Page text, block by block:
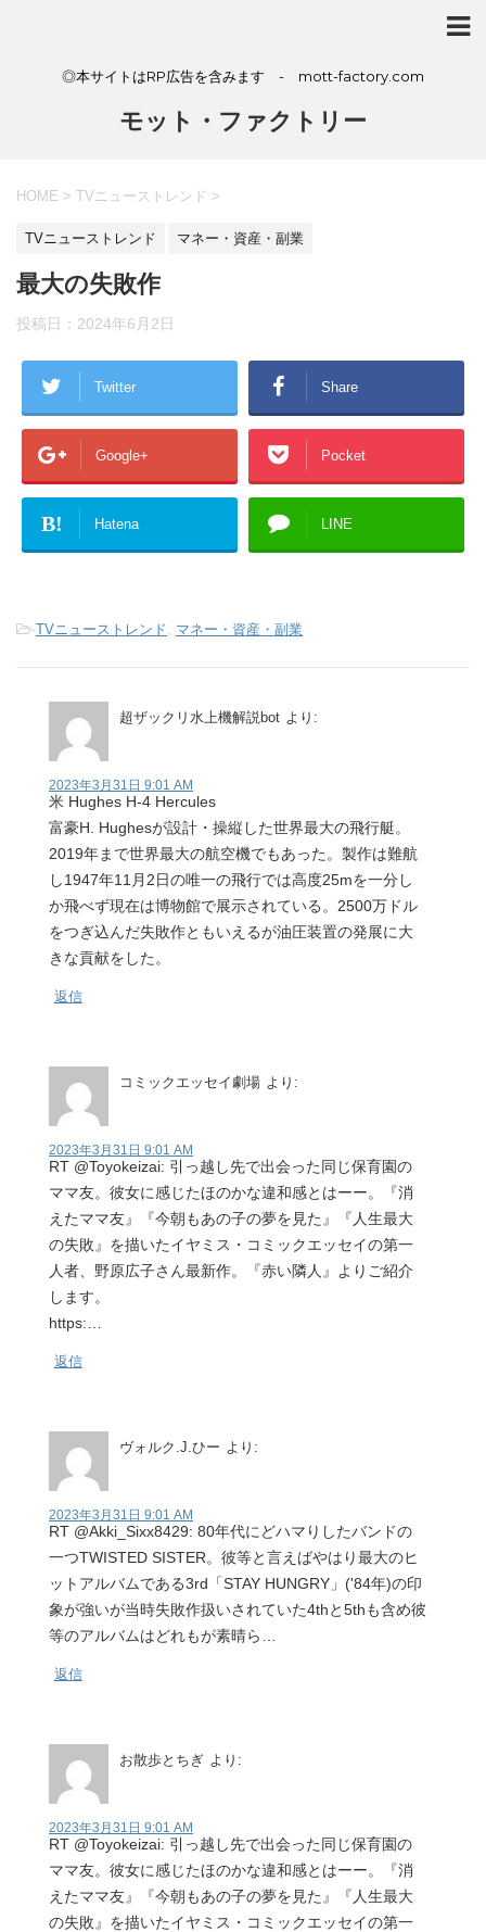
◎本サイトはRP広告を含みます - mott-factory.com
モット・ファクトリー
HOME > TVニューストレンド >
TVニューストレンド マネー・資産・副業
最大の失敗作
投稿日： 2024年6月2日
Twitter Share
Google+ Pocket
B! Hatena LINE
-TVニューストレンド, マネー・資産・副業
超ザックリ水上機解説bot より:
2023年3月31日 9:01 AM
米 Hughes H-4 Hercules
富豪H. Hughesが設計・操縦した世界最大の飛行艇。
2019年まで世界最大の航空機でもあった。製作は難航
し1947年11月2日の唯一の飛行では高度25mを一分し
か飛べず現在は博物館で展示されている。2500万ドル
をつぎ込んだ失敗作ともいえるが油圧装置の発展に大
きな貢献をした。
返信
コミックエッセイ劇場 より:
2023年3月31日 9:01 AM
RT @Toyokeizai: 引っ越し先で出会った同じ保育園の
ママ友。彼女に感じたほのかな違和感とはーー。『消
えたママ友』『今朝もあの子の夢を見た』『人生最大
の失敗』を描いたイヤミス・コミックエッセイの第一
人者、野原広子さん最新作。『赤い隣人』よりご紹介
します。
https:…
返信
ヴォルク.J.ひー より:
2023年3月31日 9:01 AM
RT @Akki_Sixx8429: 80年代にどハマりしたバンドの
一つTWISTED SISTER。彼等と言えばやはり最大のヒ
ットアルバムである3rd「STAY HUNGRY」('84年)の印
象が強いが当時失敗作扱いされていた4thと5thも含め彼
等のアルバムはどれもが素晴ら…
返信
お散歩とちぎ より:
2023年3月31日 9:01 AM
RT @Toyokeizai: 引っ越し先で出会った同じ保育園の
ママ友。彼女に感じたほのかな違和感とはーー。『消
えたママ友』『今朝もあの子の夢を見た』『人生最大
の失敗』を描いたイヤミス・コミックエッセイの第一